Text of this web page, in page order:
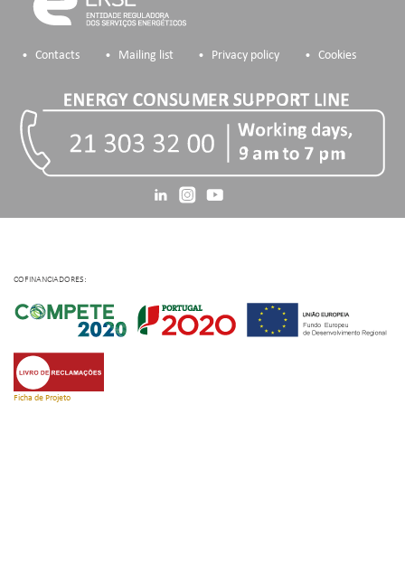
Contacts Mailing list Privacy policy Cookies
COFINANCIADORES:
Ficha de Projeto